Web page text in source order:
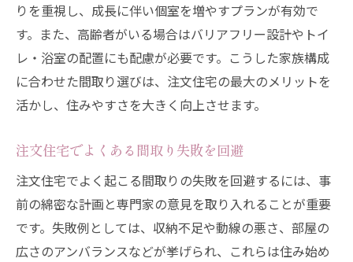
りを重視し、成長に伴い個室を増やすプランが有効で
す。また、高齢者がいる場合はバリアフリー設計やトイ
レ・浴室の配置にも配慮が必要です。こうした家族構成
に合わせた間取り選びは、注文住宅の最大のメリットを
活かし、住みやすさを大きく向上させます。
注文住宅でよくある間取り失敗を回避
注文住宅でよく起こる間取りの失敗を回避するには、事
前の綿密な計画と専門家の意見を取り入れることが重要
です。失敗例としては、収納不足や動線の悪さ、部屋の
広さのアンバランスなどが挙げられ、これらは住み始め